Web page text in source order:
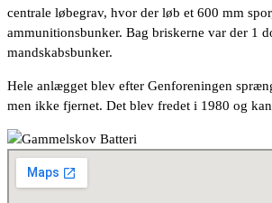
centrale løbegrav, hvor der løb et 600 mm
ammunitionsbunker. Bag briskerne var der 1
mandskabsbunker.
Hele anlægget blev efter Genforeningen
men ikke fjernet. Det blev fredet i 1980 og